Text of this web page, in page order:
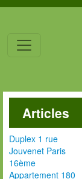
Articles
Duplex 1 rue
Jouvenet Paris
16ème
Appartement 180